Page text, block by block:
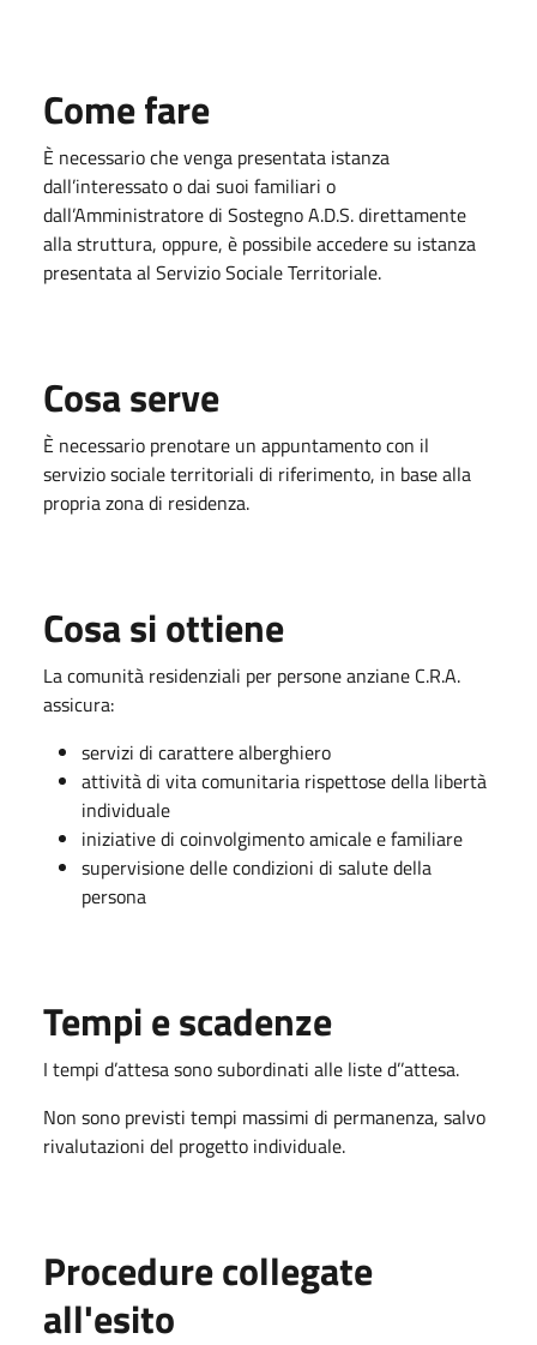
Come fare
È necessario che venga presentata istanza
dall’interessato o dai suoi familiari o
dall’Amministratore di Sostegno A.D.S. direttamente
alla struttura, oppure, è possibile accedere su istanza
presentata al Servizio Sociale Territoriale.
Cosa serve
È necessario prenotare un appuntamento con il
servizio sociale territoriali di riferimento, in base alla
propria zona di residenza.
Cosa si ottiene
La comunità residenziali per persone anziane C.R.A.
assicura:
servizi di carattere alberghiero
attività di vita comunitaria rispettose della libertà
individuale
iniziative di coinvolgimento amicale e familiare
supervisione delle condizioni di salute della
persona
Tempi e scadenze
I tempi d’attesa sono subordinati alle liste d’’attesa.
Non sono previsti tempi massimi di permanenza, salvo
rivalutazioni del progetto individuale.
Procedure collegate
all'esito